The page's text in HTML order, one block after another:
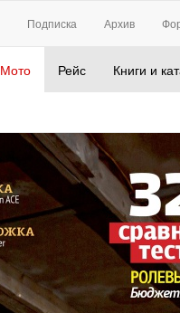
Подписка Архив
Мото Рейс Книги и